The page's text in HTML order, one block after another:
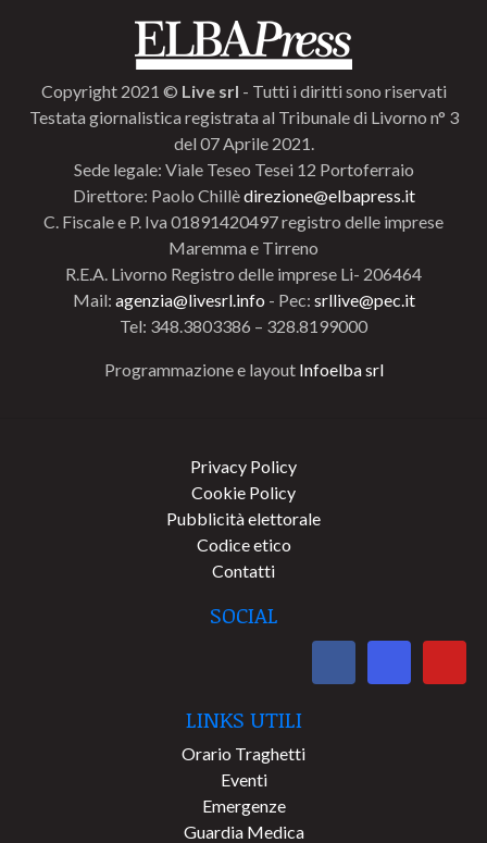
Copyright 2021 © Live srl - Tutti i diritti sono riservati
Testata giornalistica registrata al Tribunale di Livorno n° 3
del 07 Aprile 2021.
Sede legale: Viale Teseo Tesei 12 Portoferraio
Direttore: Paolo Chillèdirezione@elbapress.it
C. Fiscale e P. Iva 01891420497 registro delle imprese
Maremma e Tirreno
R.E.A. Livorno Registro delle imprese Li- 206464
Mail: agenzia@livesrl.info - Pec: srllive@pec.it
Tel: 348.3803386 – 328.8199000
Programmazione e layout Infoelba srl
Privacy Policy
Cookie Policy
Pubblicità elettorale
Codice etico
Contatti
SOCIAL
LINKS UTILI
Orario Traghetti
Eventi
Emergenze
Guardia Medica